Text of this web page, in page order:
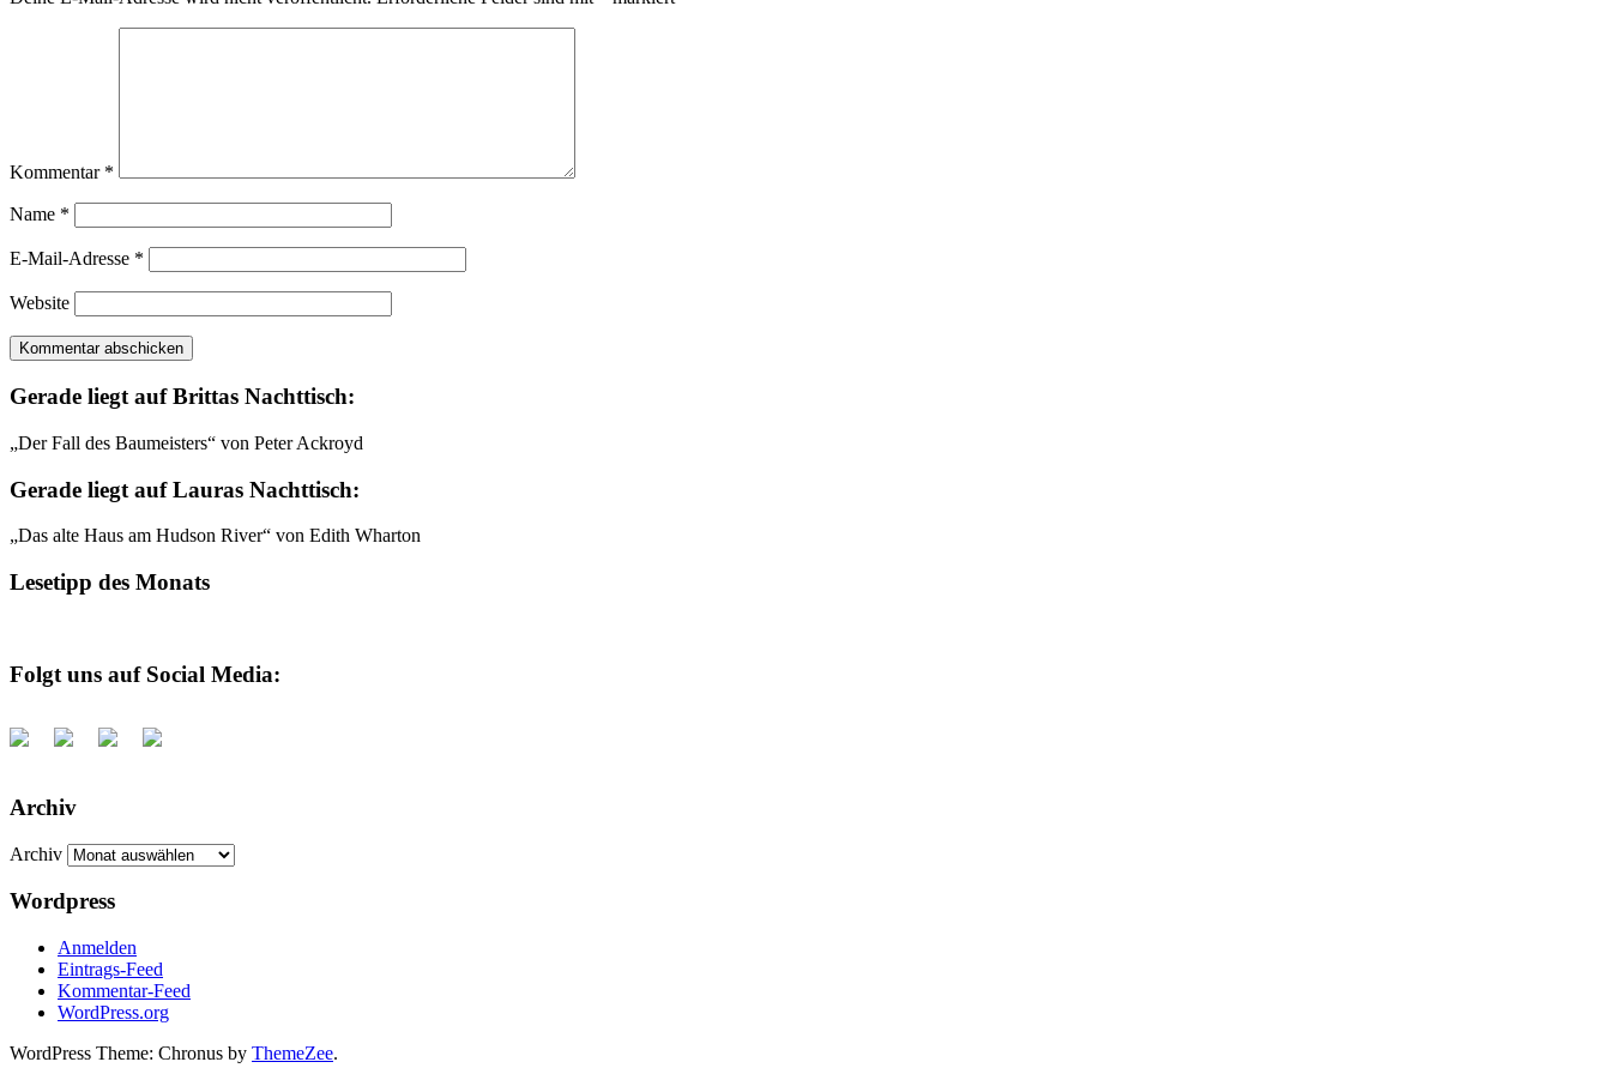
Kommentar *
Name *
E-Mail-Adresse *
Website
Gerade liegt auf Brittas Nachttisch:
„Der Fall des Baumeisters“ von Peter Ackroyd
Gerade liegt auf Lauras Nachttisch:
„Das alte Haus am Hudson River“ von Edith Wharton
Lesetipp des Monats
Folgt uns auf Social Media:
Archiv
Archiv
Wordpress
Anmelden
Eintrags-Feed
Kommentar-Feed
WordPress.org
WordPress Theme: Chronus by ThemeZee.